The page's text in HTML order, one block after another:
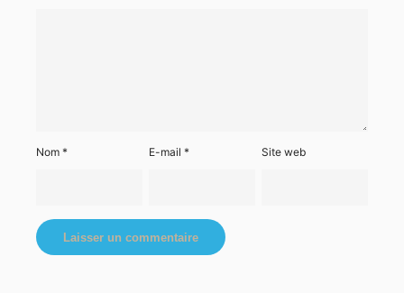
Nom * E-mail* Site web